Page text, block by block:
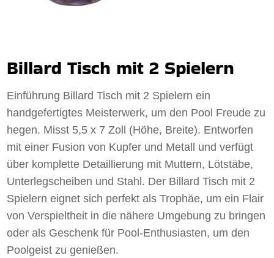
Billard Tisch mit 2 Spielern
Einführung Billard Tisch mit 2 Spielern ein
handgefertigtes Meisterwerk, um den Pool Freude zu
hegen. Misst 5,5 x 7 Zoll (Höhe, Breite). Entworfen
mit einer Fusion von Kupfer und Metall und verfügt
über komplette Detaillierung mit Muttern, Lötstäbe,
Unterlegscheiben und Stahl. Der Billard Tisch mit 2
Spielern eignet sich perfekt als Trophäe, um ein Flair
von Verspieltheit in die nähere Umgebung zu bringen
oder als Geschenk für Pool-Enthusiasten, um den
Poolgeist zu genießen.